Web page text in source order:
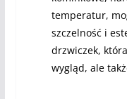
temperatur,
szczelność i
drzwiczek,
wygląd, ale